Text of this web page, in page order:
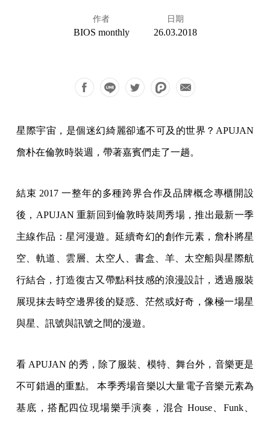
作者
BIOS monthly
日期
26.03.2018
星際宇宙，是個迷幻綺麗卻遙不可及的世界？APUJAN
詹朴在倫敦時裝週，帶著嘉賓們走了一趟。
結束 2017 一整年的多種跨界合作及品牌概念專櫃開設
後，APUJAN 重新回到倫敦時裝周秀場，推出最新一季
主線作品：星河漫遊。延續奇幻的創作元素，詹朴將星
空、軌道、雲層、太空人、書盒、羊、太空船與星際航
行結合，打造復古又帶點科技感的浪漫設計，透過服裝
展現抹去時空邊界後的疑惑、茫然或好奇，像極一場星
與星、訊號與訊號之間的漫遊。
看 APUJAN 的秀，除了服裝、模特、舞台外，音樂更是
不可錯過的重點。 本季秀場音樂以大量電子音樂元素為
基底，搭配四位現場樂手演奏，混合 House、Funk、